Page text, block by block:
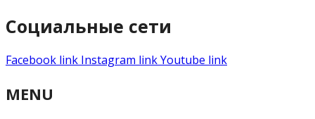
Социальные сети
Facebook link Instagram linkYoutube link
MENU